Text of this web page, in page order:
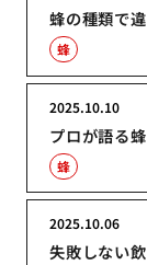
蜂の種類で
蜂
プロが語る
2025.10.10
蜂
失敗しない
2025.10.06